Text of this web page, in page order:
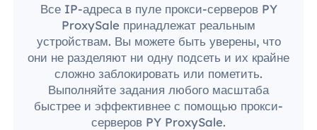
Все IP-адреса в пуле прокси-серверов PY
ProxySale принадлежат реальным
устройствам. Вы можете быть уверены, что
они не разделяют ни одну подсеть и их крайне
сложно заблокировать или пометить.
Выполняйте задания любого масштаба
быстрее и эффективнее с помощью прокси-
серверов PY ProxySale.